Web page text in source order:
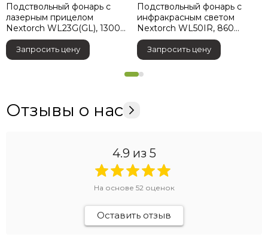
Подствольный фонарь с
лазерным прицелом
Nextorch WL23G(GL), 1300
люмен
Запросить цену
Подствольный фонарь с
инфракрасным светом
Nextorch WL50IR, 860
люмен
Запросить цену
Отзывы о нас
4.9 из 5
На основе 52 оценок
Оставить отзыв